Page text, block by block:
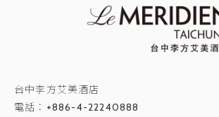
台中李方艾美酒店
電話： +886-4-22240888